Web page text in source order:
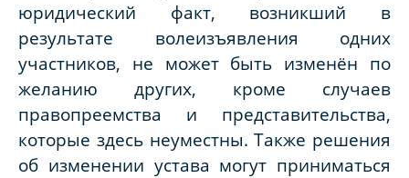
юридический факт, возникший в
результате волеизъявления одних
участников, не может быть изменён по
желанию других, кроме случаев
правопреемства и представительства,
которые здесь неуместны. Также решения
об изменении устава могут приниматься